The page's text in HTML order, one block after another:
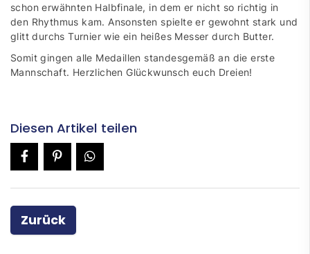
schon erwähnten Halbfinale, in dem er nicht so richtig in
den Rhythmus kam. Ansonsten spielte er gewohnt stark und
glitt durchs Turnier wie ein heißes Messer durch Butter.
Somit gingen alle Medaillen standesgemäß an die erste
Mannschaft. Herzlichen Glückwunsch euch Dreien!
Diesen Artikel teilen
Zurück